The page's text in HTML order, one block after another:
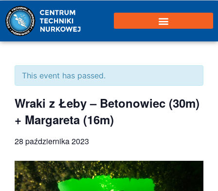
This event has passed.
Wraki z Łeby – Betonowiec (30m)
+ Margareta (16m)
28 października 2023